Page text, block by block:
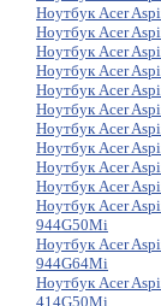
Ноутбук Acer
Ноутбук Acer
Ноутбук Acer
Ноутбук Acer
Ноутбук Acer
Ноутбук Acer
Ноутбук Acer
Ноутбук Acer
Ноутбук Acer
Ноутбук Acer
Ноутбук Acer
944G50Mi
Ноутбук Acer
944G64Mi
Ноутбук Acer
414G50Mi